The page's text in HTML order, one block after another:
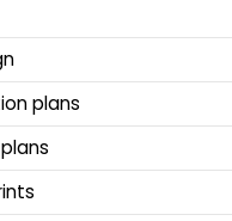
plans